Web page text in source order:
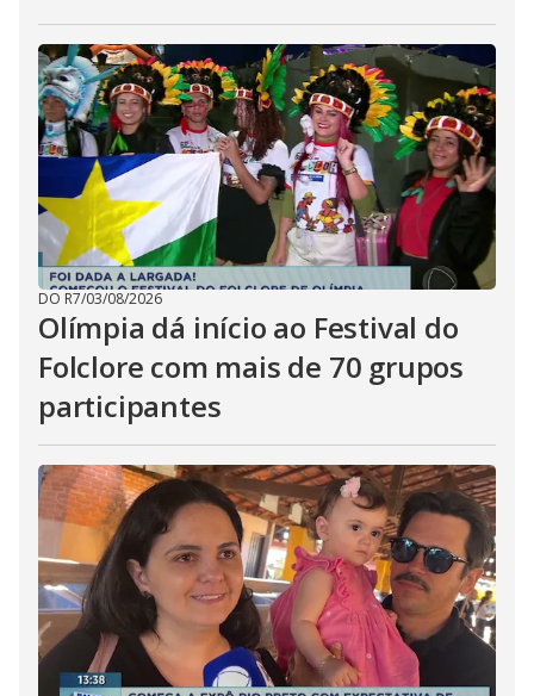
DO R7/03/08/2026
Olímpia dá início ao Festival do
Folclore com mais de 70 grupos
participantes